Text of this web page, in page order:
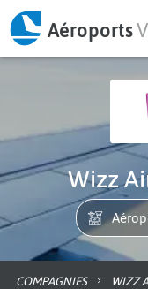
Aéroports
Wizz
COMPAGNIES